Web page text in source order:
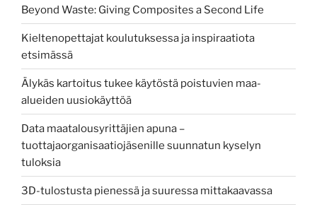
Beyond Waste: Giving Composites a Second Life
Kieltenopettajat koulutuksessa ja inspiraatiota
etsimässä
Älykäs kartoitus tukee käytöstä poistuvien maa-
alueiden uusiokäyttöä
Data maatalousyrittäjien apuna –
tuottajaorganisaatiojäsenille suunnatun kyselyn
tuloksia
3D-tulostusta pienessä ja suuressa mittakaavassa